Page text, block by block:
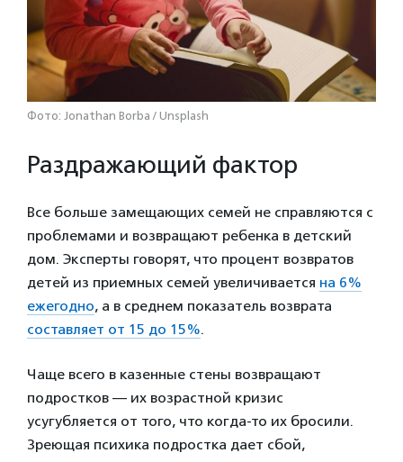
Фото: Jonathan Borba / Unsplash
Раздражающий фактор
Все больше замещающих семей не справляются с
проблемами и возвращают ребенка в детский
дом. Эксперты говорят, что процент возвратов
детей из приемных семей увеличивается на 6%
ежегодно, а в среднем показатель возврата
составляет от 15 до 15%.
Чаще всего в казенные стены возвращают
подростков — их возрастной кризис
усугубляется от того, что когда-то их бросили.
Зреющая психика подростка дает сбой,